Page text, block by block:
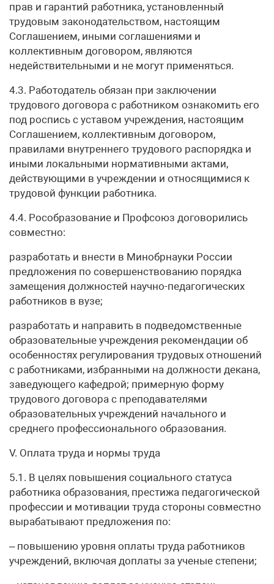
прав и гарантий работника, установленный
трудовым законодательством, настоящим
Соглашением, иными соглашениями и
коллективным договором, являются
недействительными и не могут применяться.
4.3. Работодатель обязан при заключении
трудового договора с работником ознакомить его
под роспись с уставом учреждения, настоящим
Соглашением, коллективным договором,
правилами внутреннего трудового распорядка и
иными локальными нормативными актами,
действующими в учреждении и относящимися к
трудовой функции работника.
4.4. Рособразование и Профсоюз договорились
совместно:
разработать и внести в Минобрнауки России
предложения по совершенствованию порядка
замещения должностей научно-педагогических
работников в вузе;
разработать и направить в подведомственные
образовательные учреждения рекомендации об
особенностях регулирования трудовых отношений
с работниками, избранными на должности декана,
заведующего кафедрой; примерную форму
трудового договора с преподавателями
образовательных учреждений начального и
среднего профессионального образования.
V. Оплата труда и нормы труда
5.1. В целях повышения социального статуса
работника образования, престижа педагогической
профессии и мотивации труда стороны совместно
вырабатывают предложения по:
– повышению уровня оплаты труда работников
учреждений, включая доплаты за ученые степени;